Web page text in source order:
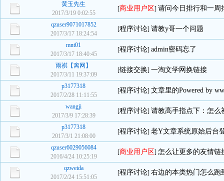
黄玉先生
2017/3/19 0:02:55
[商业用户区] 请问今日排行和一周
qzuser9071017852
2017/3/17 18:24:54
[程序讨论] 请教y哥一个问题
mnt01
2017/3/17 18:40:45
[程序讨论] admin密码忘了
雨祺【离网】
2017/3/11 19:37:09
[链接交换] 一淘文学网换链接
p3177318
2017/2/28 11:11:55
[程序讨论] 文章里的Powered by
wangji
2017/3/9 17:28:39
[程序讨论] 请教高手指点下：怎么
p3177318
2017/3/1 21:08:00
[程序讨论] 老Y文章系统原始后台
qzuser6029056084
2016/4/24 10:25:19
[商业用户区] 怎么让更多的友情链
qzweida
2017/2/24 15:51:05
[程序讨论] 右边的本类热门怎么跑